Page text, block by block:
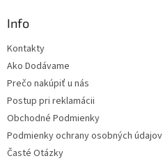
Info
Kontakty
Ako Dodávame
Prečo nakúpiť u nás
Postup pri reklamácii
Obchodné Podmienky
Podmienky ochrany osobných údajov
Časté Otázky